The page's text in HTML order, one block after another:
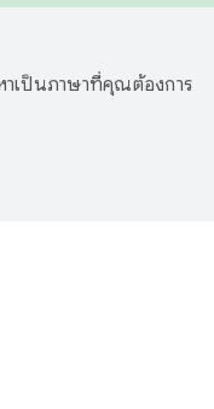
เป็นภาษาที่คุณต้องการ